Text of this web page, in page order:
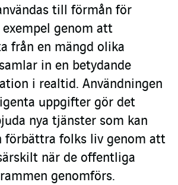
till förmån för
exempel genom att
från en mängd olika
in en betydande
i realtid. Användningen
uppgifter gör det
nya tjänster som kan
förbättra folks liv genom att
när de offentliga
genomförs.